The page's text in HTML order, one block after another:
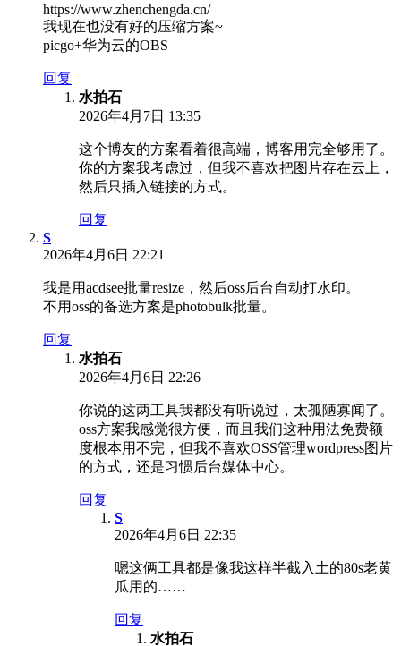
https://www.zhenchengda.cn/
我现在也没有好的压缩方案~
picgo+华为云的OBS
回复
水拍石
2026年4月7日 13:35
这个博友的方案看着很高端，博客用完全够用了。
你的方案我考虑过，但我不喜欢把图片存在云上，
然后只插入链接的方式。
回复
S
2026年4月6日 22:21
我是用acdsee批量resize，然后oss后台自动打水印。
不用oss的备选方案是photobulk批量。
回复
水拍石
2026年4月6日 22:26
你说的这两工具我都没有听说过，太孤陋寡闻了。
oss方案我感觉很方便，而且我们这种用法免费额
度根本用不完，但我不喜欢OSS管理wordpress图片
的方式，还是习惯后台媒体中心。
回复
S
2026年4月6日 22:35
嗯这俩工具都是像我这样半截入土的80s老黄
瓜用的……
回复
水拍石